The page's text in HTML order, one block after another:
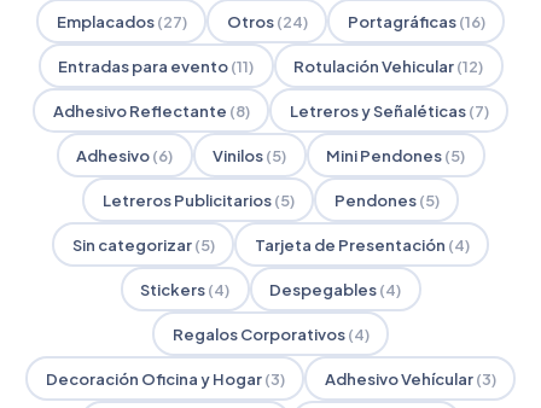
Emplacados(27) Otros(24) Portagráficas(16)
Entradas para evento(11) Rotulación Vehicular(12)
Adhesivo Reflectante (8) Letreros y Señaléticas(7)
Adhesivo(6) Vinilos(5) Mini Pendones(5)
Letreros Publicitarios(5) Pendones(5)
Sin categorizar(5) Tarjeta de Presentación (4)
Stickers(4) Despegables(4)
Regalos Corporativos(4)
Decoración Oficina y Hogar(3) Adhesivo Vehícular(3)